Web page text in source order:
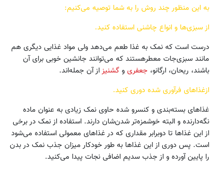
به این منظور چند روش را به شما توصیه می‌کنیم:
از سبزی‌ها و انواع چاشنی استفاده کنید.
درست است که نمک به غذا طعم می‌دهد ولی مواد غذایی دیگری هم
مانند سبزی‌جات معطرهستند که می‌توانند جانشین خوبی برای آن
باشند، ریحان، ارگانو، جعفری و گشنیزاز آن جمله‌اند.
ازغذاهای فرآوری شده دوری کنید.
غذاهای بسته‌بندی و کنسرو شده حاوی نمک زیادی به عنوان ماده
نگه‌دارنده و البته خوشمزه‌تر شدن‌شان دارند. استفاده از نمک در برخی
از این غذاها تا دوبرابر مقداری که در غذاهای معمولی استفاده می‌شود
است. پس دوری از این غذاها به طور خودکار میزان جذب نمک در بدن
را پایین آورده و از جذب سدیم اضافی نجات پیدا می‌کنید.